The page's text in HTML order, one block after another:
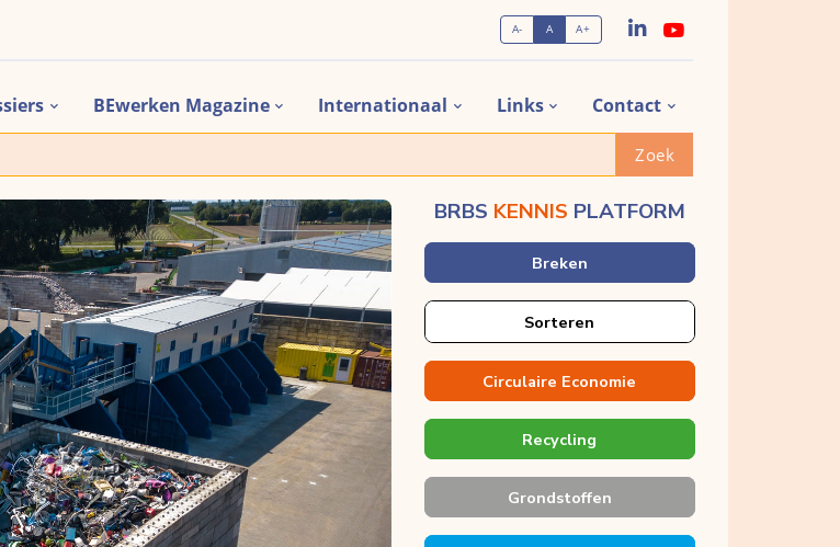
A- A A+
BEwerken Magazine Internationaal Links Contact
Zoek
BRBS KENNIS PLATFORM
Breken
Sorteren
Circulaire Economie
Recycling
Grondstoffen